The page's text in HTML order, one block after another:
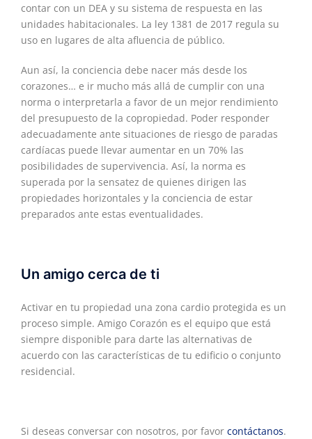
contar con un DEA y su sistema de respuesta en las
unidades habitacionales. La ley 1381 de 2017 regula su
uso en lugares de alta afluencia de público.
Aun así, la conciencia debe nacer más desde los
corazones… e ir mucho más allá de cumplir con una
norma o interpretarla a favor de un mejor rendimiento
del presupuesto de la copropiedad. Poder responder
adecuadamente ante situaciones de riesgo de paradas
cardíacas puede llevar aumentar en un 70% las
posibilidades de supervivencia. Así, la norma es
superada por la sensatez de quienes dirigen las
propiedades horizontales y la conciencia de estar
preparados ante estas eventualidades.
Un amigo cerca de ti
Activar en tu propiedad una zona cardio protegida es un
proceso simple. Amigo Corazón es el equipo que está
siempre disponible para darte las alternativas de
acuerdo con las características de tu edificio o conjunto
residencial.
Si deseas conversar con nosotros, por favor contáctanos.